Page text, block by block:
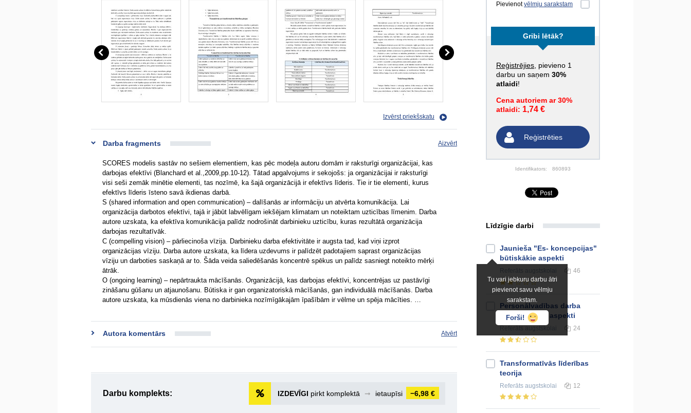
Pievienotvēlmju sarakstam
Gribi lētāk?
Reģistrējies , pievieno 1
darbu un saņem 30%
atlaidi!
Cena autoriem ar 30%
atlaidi: 1,74 €
Reģistrēties
Identifikators: 860893
Izvērst priekšskatu
Darba fragments Aizvērt
SCORES modelis sastāv no sešiem elementiem, kas pēc modeļa autoru domām ir raksturīgi organizācijai, kas
darbojas efektīvi (Blanchard et al.,2009,pp.10-12). Tātad apgalvojums ir sekojošs: ja organizācijai ir raksturīgi
visi seši zemāk minētie elementi, tas nozīmē, ka šajā organizācijā ir efektīvs līderis. Tie ir tie elementi, kurus
efektīvs līderis īsteno savā ikdienas darbā.
S (shared information and open communication) – dalīšanās ar informāciju un atvērta komunikācija. Lai
organizācija darbotos efektīvi, tajā ir jābūt labvēlīgam iekšējam klimatam un noteiktam uzticības līmenim. Darba
autore uzskata, ka efektīva komunikācija palīdz nodrošināt darbinieku uzticību, kuras rezultātā organizācija
darbojas rezultatīvāk.
C (compelling vision) – pārliecinoša vīzija. Darbinieku darba efektivitāte ir augsta tad, kad viņi izprot
organizācijas vīziju. Darba autore uzskata, ka līdera uzdevums ir palīdzēt padotajiem saprast organizācijas
vīziju un darboties saskaņā ar to. Šāda veida saliedēšanās koncentrē spēkus un palīdz sasniegt noteikto mērķi
ātrāk.
O (ongoing learning) – nepārtraukta mācīšanās. Organizācijā, kas darbojas efektīvi, koncentrējas uz pastāvīgi
zināšanu gūšanu un atjaunošanu. Būtiska ir gan organizatoriskā mācīšanās, gan individuālā mācīšanās. Darba
autore uzskata, ka mūsdienās viena no darbinieka nozīmīgākajām īpašībām ir vēlme un spēja mācīties. …
Autora komentārs Atvērt
Darbu komplekts: IZDEVĪGI pirkt komplektā ➞ ietaupīsi −6,98 €
Līdzīgie darbi
Tu vari jebkuru darbu ātri
pievienot savu vēlmju
sarakstam.
Forši!
Jaunieša "Es- koncepcijas"
būtiskākie aspekti
46
Personālvadības darba
psiholoģiskie aspekti
24
Transformatīvās līderības
teorija
Referāts augstskolai 12